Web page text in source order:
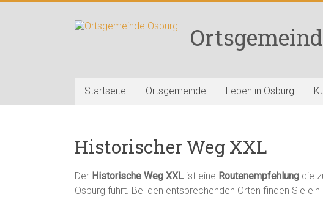
Startseite Ortsgemeinde Leben in Osburg
Historischer Weg XXL
Der Historische Weg XXList eine Routenempfehlung die
Osburg führt. Bei den entsprechenden Orten finden Sie